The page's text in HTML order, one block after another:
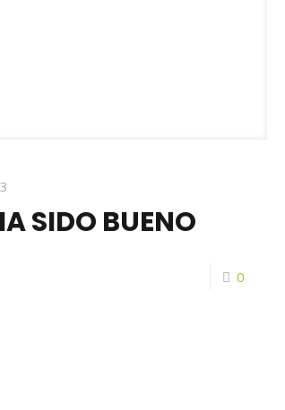
SIDO BUENO
0